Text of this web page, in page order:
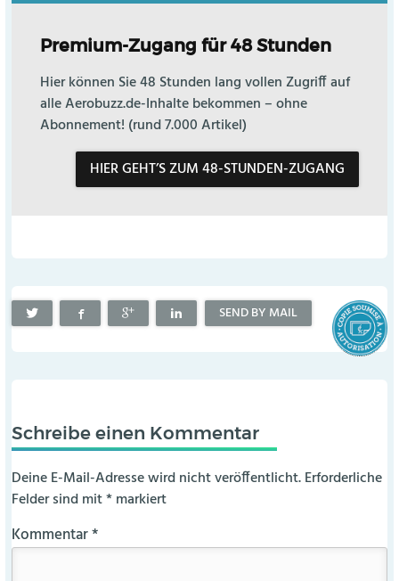
Premium-Zugang für 48 Stunden
Hier können Sie 48 Stunden lang vollen Zugriff auf
alle Aerobuzz.de-Inhalte bekommen – ohne
Abonnement! (rund 7.000 Artikel)
HIER GEHT’S ZUM 48-STUNDEN-ZUGANG
SEND BY MAIL
Schreibe einen Kommentar
Deine E-Mail-Adresse wird nicht veröffentlicht. Erforderliche
Felder sind mit*markiert
Kommentar*